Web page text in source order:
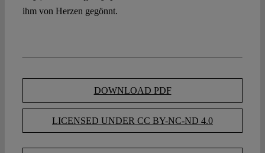
ihm von Herzen gegönnt.
DOWNLOAD PDF
LICENSED UNDER CC BY-NC-ND 4.0